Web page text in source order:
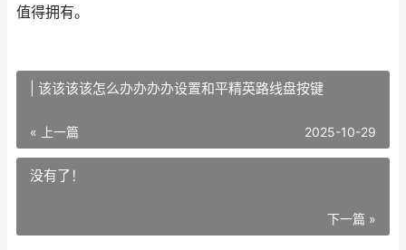
值得拥有。
| 该该该该怎么办办办办设置和平精英路线盘按键
« 上一篇 2025-10-29
没有了！
下一篇 »